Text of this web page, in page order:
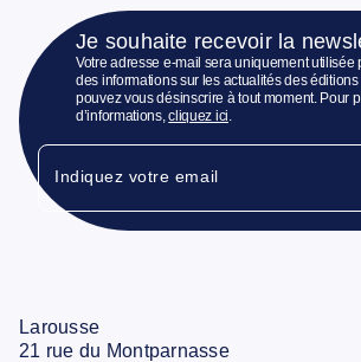
Je souhaite recevoir la
Votre adresse e-mail sera uniquement utilisée
des informations sur les actualités des
pouvez vous désinscrire à tout moment. Pour
d’informations,cliquez ici
Indiquez votre email
Larousse
21 rue du Montparnasse